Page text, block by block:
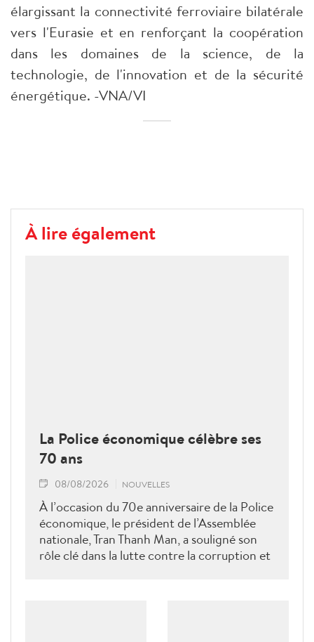
élargissant la connectivité ferroviaire bilatérale
vers l'Eurasie et en renforçant la coopération
dans les domaines de la science, de la
technologie, de l'innovation et de la sécurité
énergétique. -VNA/VI
À lire également
La Police économique célèbre ses
70 ans
08/08/2026 NOUVELLES
À l’occasion du 70e anniversaire de la Police
économique, le président de l’Assemblée
nationale, Tran Thanh Man, a souligné son
rôle clé dans la lutte contre la corruption et